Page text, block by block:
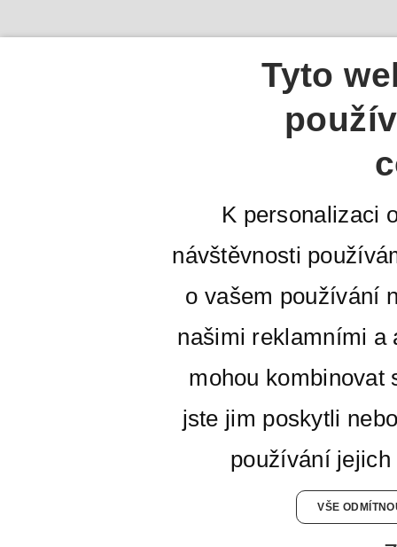
Tyto
K personalizaci
návštěvnosti
o vašem používání
našimi reklamními a
mohou kombinovat
jste jim poskytli
používání
VŠE